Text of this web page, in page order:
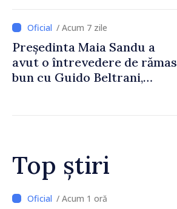
/ Acum 7 zile
Președinta Maia Sandu a
avut o întrevedere de rămas
bun cu Guido Beltrani,
Top știri
/ Acum 1 oră